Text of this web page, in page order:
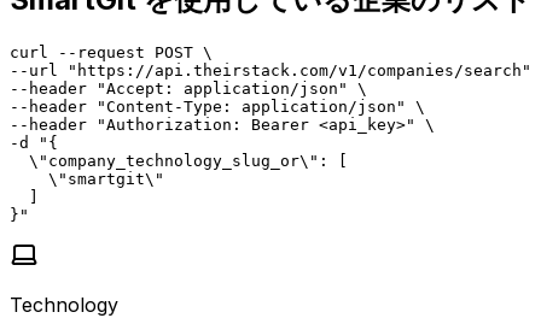
curl --request POST \
--url "https://api.theirstack.com/v1/companies/search"
--header "Accept: application/json" \
--header "Content-Type: application/json" \
--header "Authorization: Bearer <api_key>" \
-d "{
  \"company_technology_slug_or\": [
    \"smartgit\"
  ]
}"
Technology